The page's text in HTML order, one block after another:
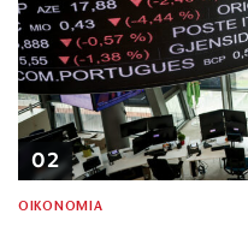
02
ΟΙΚΟΝΟΜΙΑ